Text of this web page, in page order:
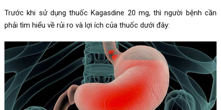
Trước khi sử dụng thuốc Kagasdine 20 mg, thì người bệnh cần
phải tìm hiểu về rủi ro và lợi ích của thuốc dưới đây: